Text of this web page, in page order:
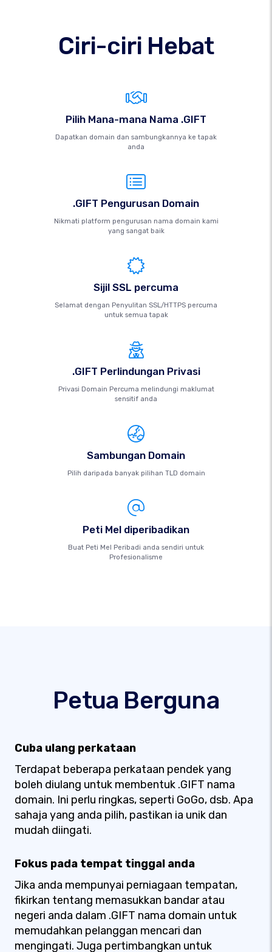
Ciri-ciri Hebat
Pilih Mana-mana Nama .GIFT
Dapatkan domain dan sambungkannya ke tapak
anda
.GIFT Pengurusan Domain
Nikmati platform pengurusan nama domain kami
yang sangat baik
Sijil SSL percuma
Selamat dengan Penyulitan SSL/HTTPS percuma
untuk semua tapak
.GIFT Perlindungan Privasi
Privasi Domain Percuma melindungi maklumat
sensitif anda
Sambungan Domain
Pilih daripada banyak pilihan TLD domain
Peti Mel diperibadikan
Buat Peti Mel Peribadi anda sendiri untuk
Profesionalisme
Petua Berguna
Cuba ulang perkataan
Terdapat beberapa perkataan pendek yang
boleh diulang untuk membentuk .GIFT nama
domain. Ini perlu ringkas, seperti GoGo, dsb. Apa
sahaja yang anda pilih, pastikan ia unik dan
mudah diingati.
Fokus pada tempat tinggal anda
Jika anda mempunyai perniagaan tempatan,
fikirkan tentang memasukkan bandar atau
negeri anda dalam .GIFT nama domain untuk
memudahkan pelanggan mencari dan
mengingati. Juga pertimbangkan untuk